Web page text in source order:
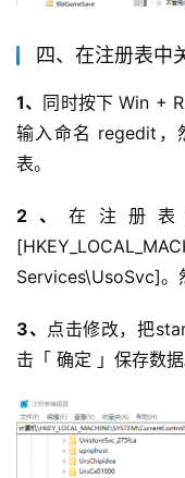
四、在注册表中
1、 同时按下 Win +
输入命名 regedit，
表。
2、在注册
Services\UsoSvc]。
3、 点击修改，把
击「 确定 」保存数据